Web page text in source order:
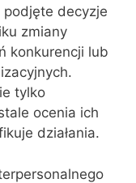
decyzje
zmiany
konkurencji lub
tylko
ocenia ich
działania.